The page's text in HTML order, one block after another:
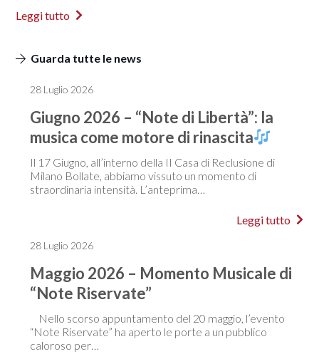
Leggi tutto
Guarda tutte le news
28 Luglio 2026
Giugno 2026 – “Note di Libertà”: la
musica come motore di rinascita
Il 17 Giugno, all’interno della II Casa di Reclusione di
Milano Bollate, abbiamo vissuto un momento di
straordinaria intensità. L’anteprima…
Leggi tutto
28 Luglio 2026
Maggio 2026 – Momento Musicale di
“Note Riservate”
Nello scorso appuntamento del 20 maggio, l’evento
“Note Riservate” ha aperto le porte a un pubblico
caloroso per…